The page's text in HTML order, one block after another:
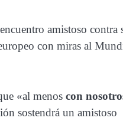
amistoso contra
con miras al
«al menos con
sostendrá un amistoso